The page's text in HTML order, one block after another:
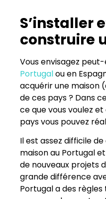
S’installer
construire
Vous envisagez
Portugalou en
acquérir une maison
de ces pays ? Dans
ce que vous voulez
pays vous pouvez
Il est assez difficile
maison au Portugal
de nouveaux projets
grande différence
Portugal a des